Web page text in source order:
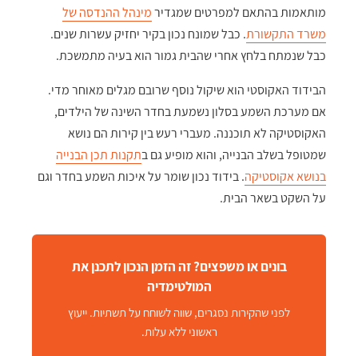
מותאמות בהתאם למפרטים שמגדירמינהל ההנדסה של
משרד התקשורת. כבל שמונח נכון בקיר יחזיק עשרות שנים.
כבל שנמתח בלחץ אחרי שהבית גמור הוא בעיה מתמשכת.
הבידוד האקוסטי הוא שיקול נוסף שרובם מגלים מאוחר מדי.
אם מערכת השמע בסלון נשמעת בחדר השינה של הילדים,
האקוסטיקה לא תוכננה. מעברי רעש בין קירות הם נושא
שמטופל בשלב הבנייה, והוא מופיע גם בתקנות תכן הבנייה
בנושא אקוסטיקה. בידוד נכון שומר על איכות השמע בחדר וגם
על השקט בשאר הבית.
בונים או משפצים? זה הזמן הנכון לתכנן את
המולטימדיה
לפני שהקירות נסגרים, שווה לשוחח על תשתיות. ייעוץ
ראשוני ללא עלות.